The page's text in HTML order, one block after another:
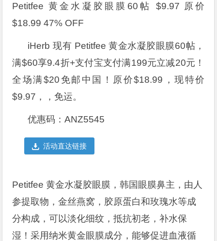
Petitfee 黄金水凝胶眼膜60帖 $9.97 原价
$18.99 47% OFF
iHerb 现有 Petitfee 黄金水凝胶眼膜60帖，
满$60享9.4折+支付宝支付满199元立减20元！
全场满$20免邮中国！原价$18.99，现特价
$9.97，，免运。
优惠码：ANZ5545
活动直达链接
Petitfee 黄金水凝胶眼膜，韩国眼膜鼻主，由人
参提取物，金丝燕窝，胶原蛋白和玫瑰水等成
分构成，可以淡化细纹，抵抗初老，补水保
湿！采用纳米黄金眼膜成分，能够促进血液循